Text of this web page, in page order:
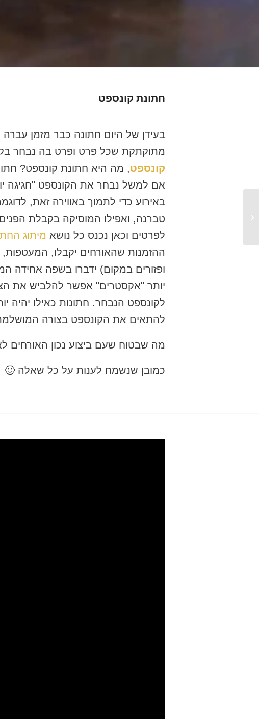
חתונת קונספט
בעידן של היום חתונה כבר מזמן
מתוקתקת שכל פרט ופרט בה נבחר
קונספט, מה היא חתונת קונספט?
אם למשל נבחר את הקונספט "חגיגה
באירוע כדי לתמוך באווירה זאת,
טברנה, ואפילו המוסיקה בקבלת
לפרטים וכאן נכנס כל נושא מיתוג
ההזמנות שהאורחים יקבלו,
ופזורים במקום) ידברו בשפה אחידה
יותר "אקסטרים" אפשר להלביש את
לקונספט הנבחר. חתונות כאילו יהיה
להתאים את הקונספט בצורה
מה שבטוח שעם ביצוע נכון האורחים
כמובן שנשמח לענות על כל שאלה 🙂
החתונה שלכם